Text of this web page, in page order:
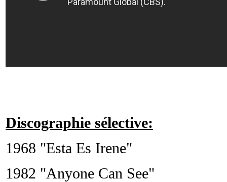
Discographie sélective:
1968 "Esta Es Irene"
1982 "Anyone Can See"